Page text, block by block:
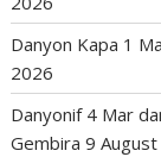
Danyon Kapa 1
2026
Danyonif 4 Mar
Gembira 9